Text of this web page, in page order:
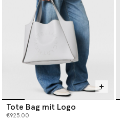
Tote Bag mit Logo
€925.00